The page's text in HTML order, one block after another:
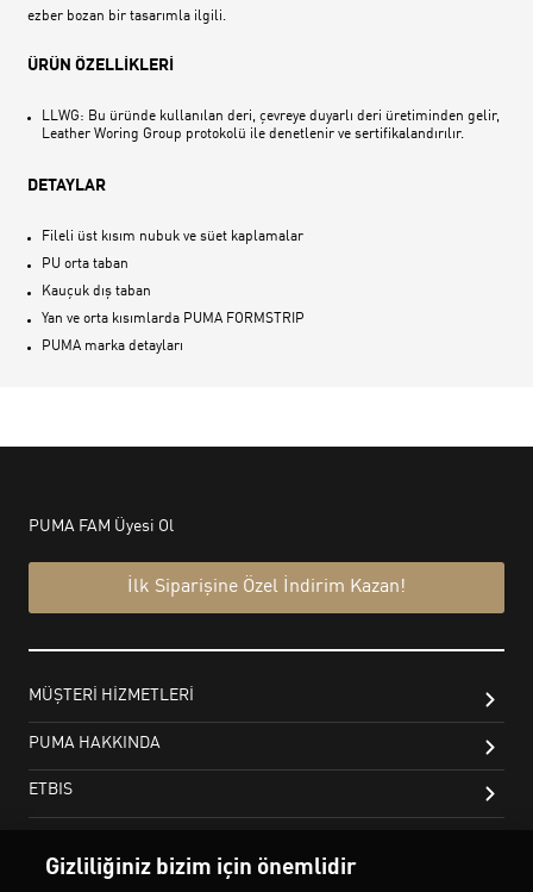
ezber bozan bir tasarımla ilgili.
ÜRÜN ÖZELLİKLERİ
LLWG: Bu üründe kullanılan deri, çevreye duyarlı deri üretiminden gelir,
Leather Woring Group protokolü ile denetlenir ve sertifikalandırılır.
DETAYLAR
Fileli üst kısım nubuk ve süet kaplamalar
PU orta taban
Kauçuk dış taban
Yan ve orta kısımlarda PUMA FORMSTRIP
PUMA marka detayları
Gizliliğiniz bizim için önemlidir